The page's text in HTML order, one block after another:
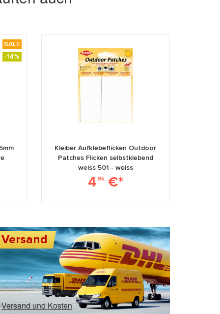
SALE
-14%
Kleiber Aufklebeflicken Outdoor
Patches Flicken selbstklebend
weiss 501 - weiss
4 95€*
Versand
Versand und Kosten